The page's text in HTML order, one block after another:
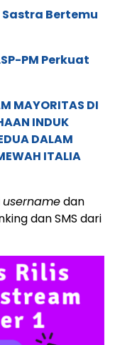
Sastra Bertemu
PM Perkuat
MAYORITAS DI
INDUK
DALAM
ITALIA
usernamedan
dan SMS dari